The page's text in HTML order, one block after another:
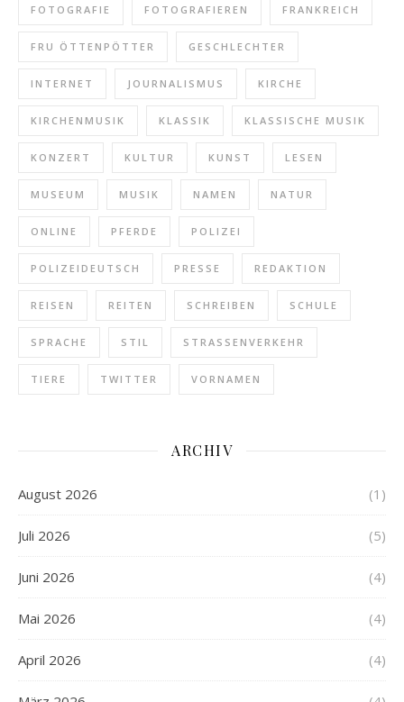
FOTOGRAFIE FOTOGRAFIEREN FRANKREICH
FRU ÖTTENPÖTTER GESCHLECHTER
INTERNET JOURNALISMUS KIRCHE
KIRCHENMUSIK KLASSIK KLASSISCHE MUSIK
KONZERT KULTUR KUNST LESEN
MUSEUM MUSIK NAMEN NATUR
ONLINE PFERDE POLIZEI
POLIZEIDEUTSCH PRESSE REDAKTION
REISEN REITEN SCHREIBEN SCHULE
SPRACHE STIL STRASSENVERKEHR
TIERE TWITTER VORNAMEN
ARCHIV
August 2026 (1)
Juli 2026 (5)
Juni 2026 (4)
Mai 2026 (4)
April 2026 (4)